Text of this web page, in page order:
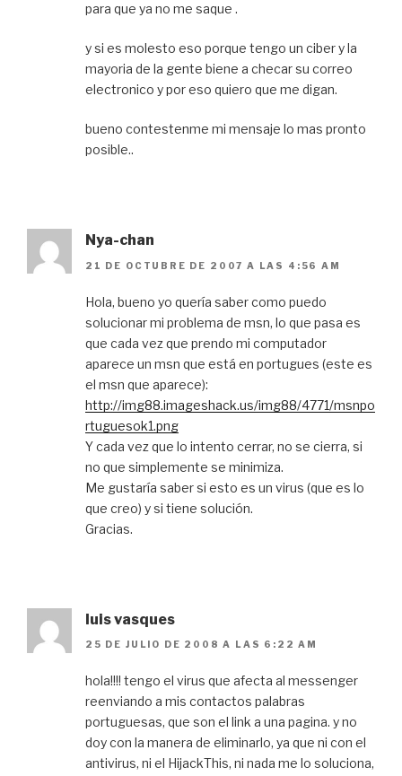
para que ya no me saque .
y si es molesto eso porque tengo un ciber y la
mayoria de la gente biene a checar su correo
electronico y por eso quiero que me digan.
bueno contestenme mi mensaje lo mas pronto
posible..
Nya-chan
21 DE OCTUBRE DE 2007 A LAS 4:56 AM
Hola, bueno yo quería saber como puedo
solucionar mi problema de msn, lo que pasa es
que cada vez que prendo mi computador
aparece un msn que está en portugues (este es
el msn que aparece):
http://img88.imageshack.us/img88/4771/msnpo
rtuguesok1.png
Y cada vez que lo intento cerrar, no se cierra, si
no que simplemente se minimiza.
Me gustaría saber si esto es un virus (que es lo
que creo) y si tiene solución.
Gracias.
luis vasques
25 DE JULIO DE 2008 A LAS 6:22 AM
hola!!!! tengo el virus que afecta al messenger
reenviando a mis contactos palabras
portuguesas, que son el link a una pagina. y no
doy con la manera de eliminarlo, ya que ni con el
antivirus, ni el HijackThis, ni nada me lo soluciona,